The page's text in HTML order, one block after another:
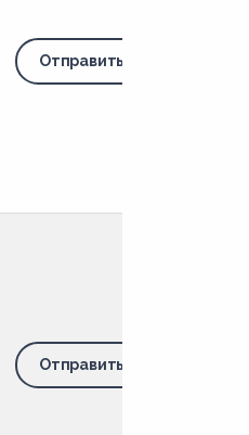
Отправить запрос
Отправить запрос